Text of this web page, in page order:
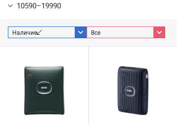
10590–19990
Наличие Все